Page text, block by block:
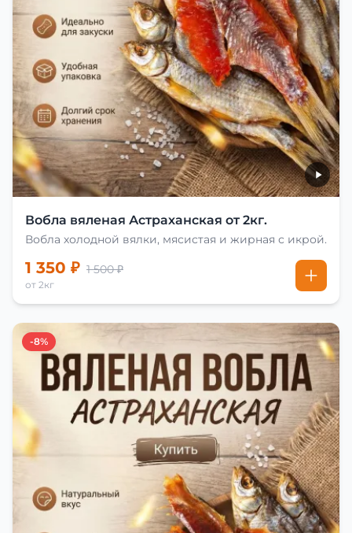
Вобла вяленая Астраханская от 2кг.
Вобла холодной вялки, мясистая и жирная с икрой.
1 350 ₽ 1 500 ₽
от 2кг
-8%